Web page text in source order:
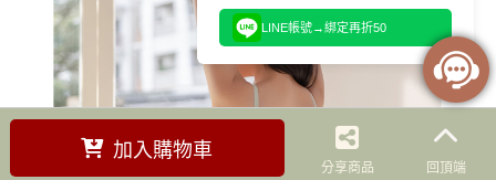
加入購物車
分享商品 回頂端
LINE帳號→綁定再折50